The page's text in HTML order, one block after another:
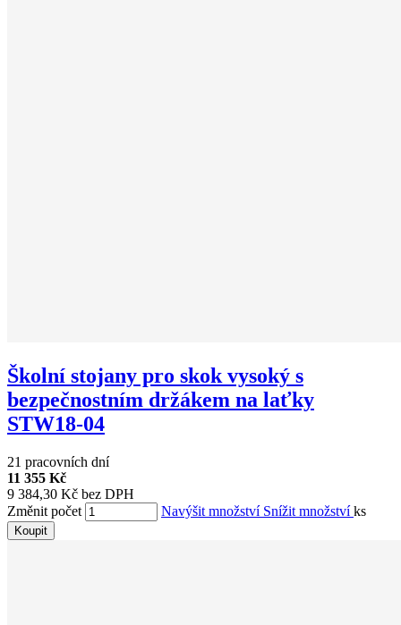
Školní stojany pro skok vysoký s
bezpečnostním držákem na laťky
STW18-04
21 pracovních dní
11 355 Kč
9 384,30 Kč bez DPH
Změnit počet
Navýšit množství Snížit množstvíks
Koupit